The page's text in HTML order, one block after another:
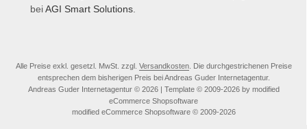
beiAGI Smart Solutions
Alle Preise exkl. gesetzl. MwSt. zzgl. Versandkosten. Die durchgestrichenen Preise
entsprechen dem bisherigen Preis bei Andreas Guder Internetagentur.
Andreas Guder Internetagentur © 2026 | Template © 2009-2026 by modified
eCommerce Shopsoftware
modified eCommerce Shopsoftware © 2009-2026